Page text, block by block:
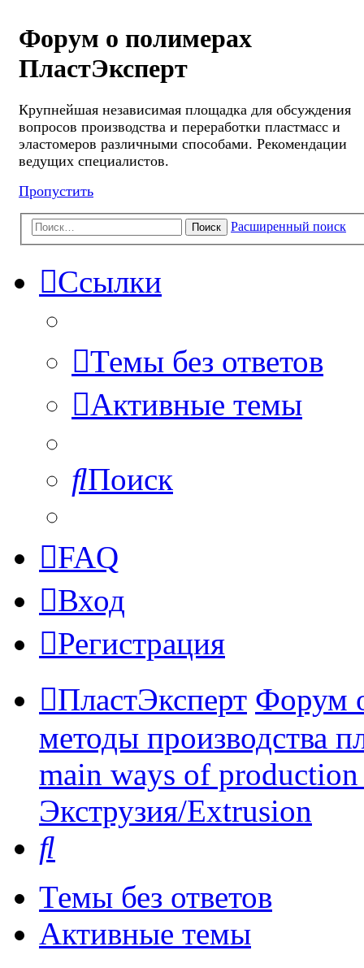
Форум о полимерах
ПластЭксперт
Крупнейшая независимая площадка для обсуждения
вопросов производства и переработки пластмасс и
эластомеров различными способами. Рекомендации
ведущих специалистов.
Пропустить
Поиск Расширенный поиск
Ссылки
Темы без ответов
Активные темы
Поиск
FAQ
Вход
Регистрация
ПластЭксперт Форум
методы производства
main ways of
Экструзия/Extrusion
Темы без ответов
Активные темы